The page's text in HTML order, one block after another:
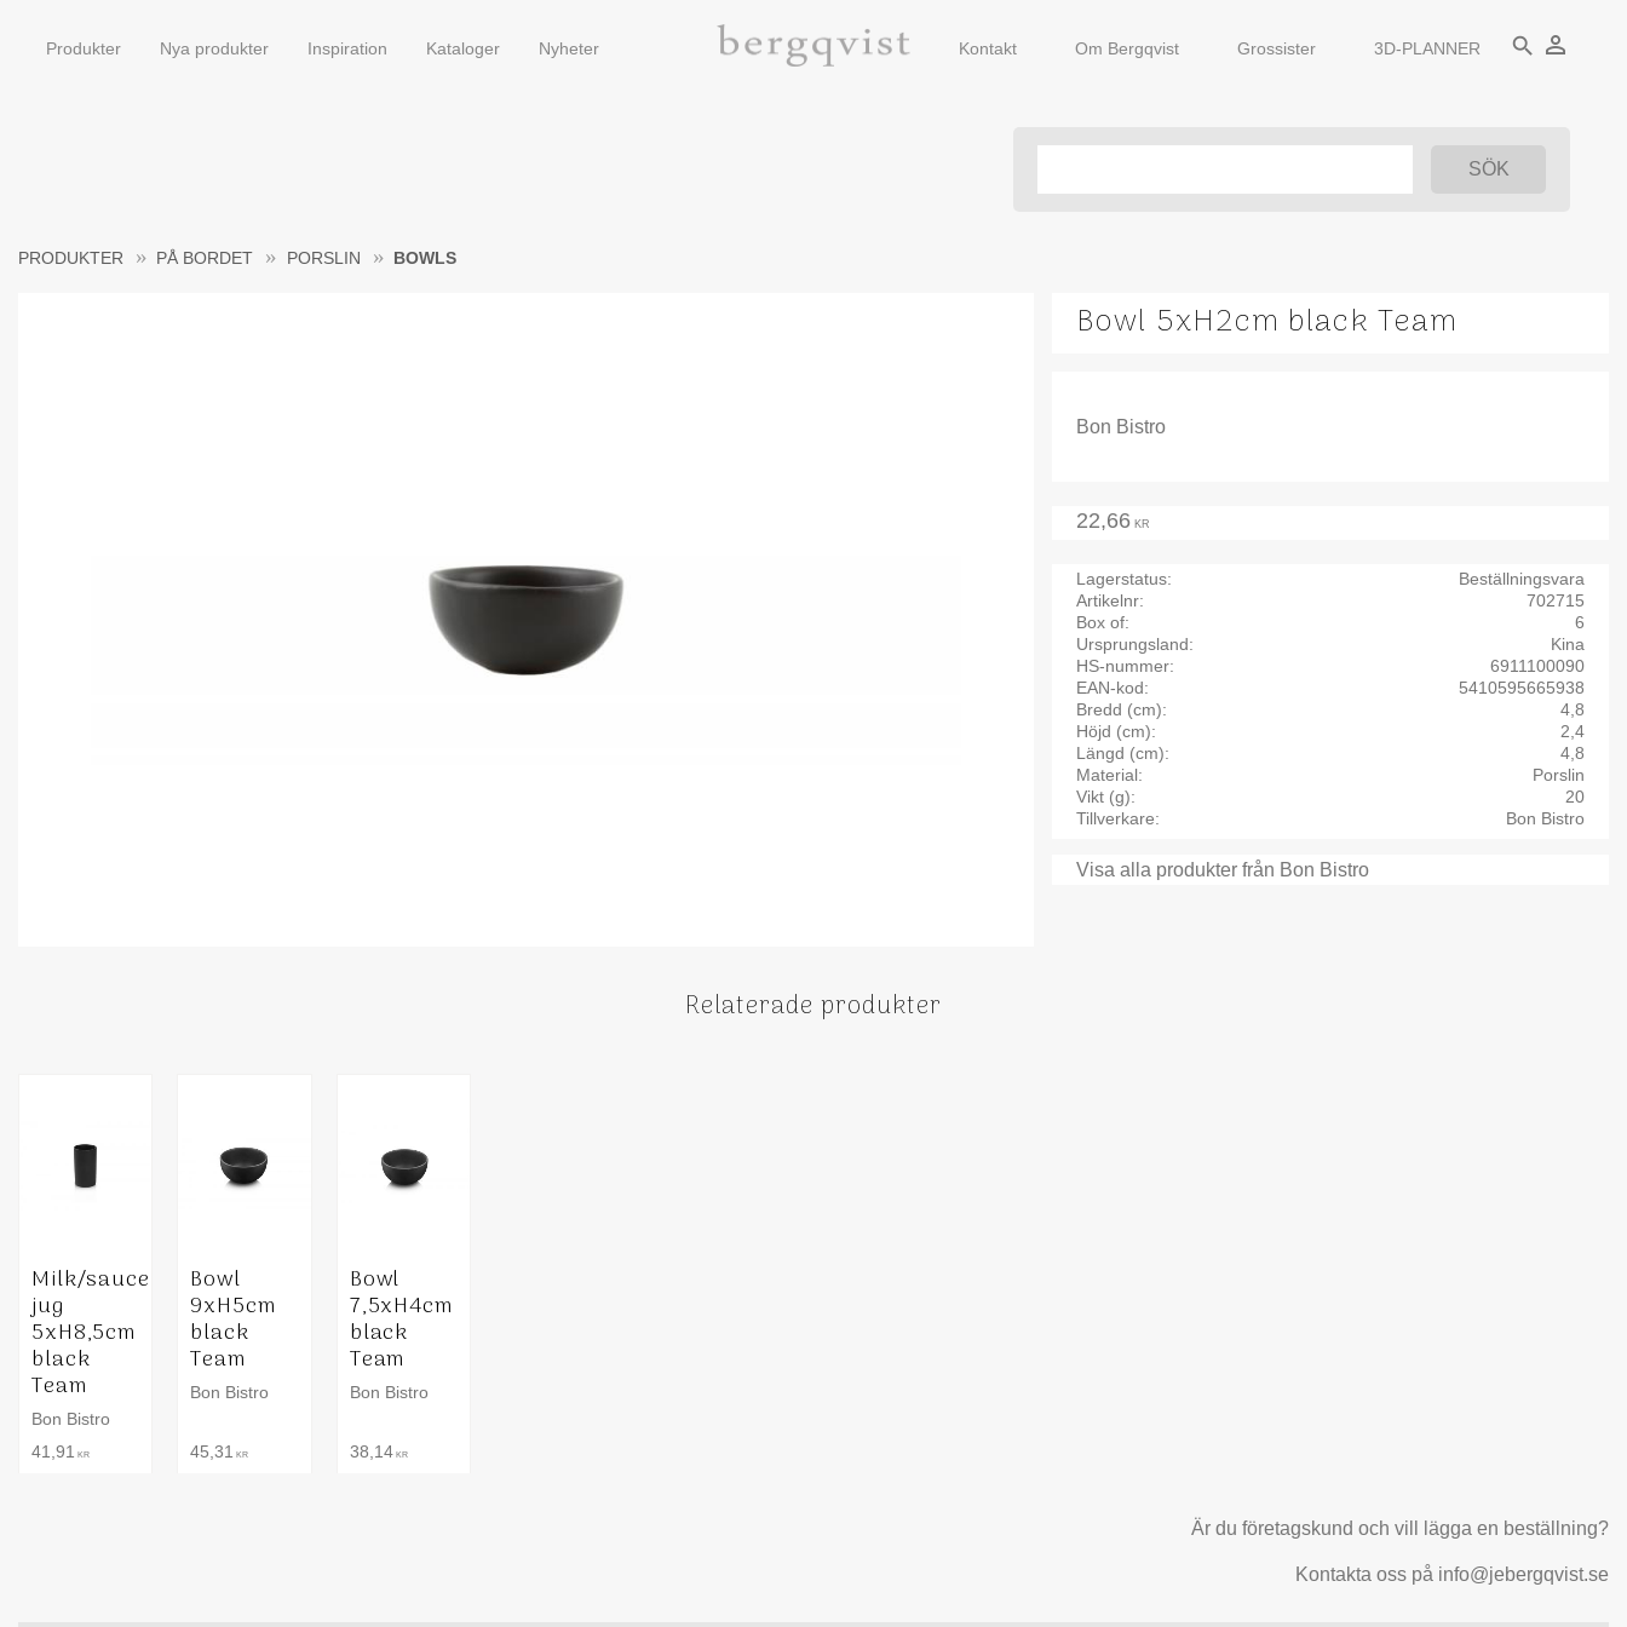
Produkter Nya produkter Inspiration Kataloger Nyheter Kontakt Om Bergqvist Grossister 3D-PLANNER search person_outline
PRODUKTER PÅ BORDET PORSLIN BOWLS
Bowl 5xH2cm black Team
Bon Bistro
22,66 KR
Lagerstatus
Beställningsvara
Artikelnr
702715
Box of
6
Ursprungsland
Kina
HS-nummer
6911100090
EAN-kod
5410595665938
Bredd (cm)
4,8
Höjd (cm)
2,4
Längd (cm)
4,8
Material
Porslin
Vikt (g)
20
Tillverkare
Bon Bistro
Visa alla produkter från Bon Bistro
Relaterade produkter
Milk/sauce
jug
5xH8,5cm
black
Team
Bon Bistro
41,91
KR
Bowl
9xH5cm
black
Team
Bon Bistro
45,31 KR
Bowl
7,5xH4cm
black
Team
Bon Bistro
38,14KR
Är du företagskund och vill lägga en beställning?
Kontakta oss på info@jebergqvist.se